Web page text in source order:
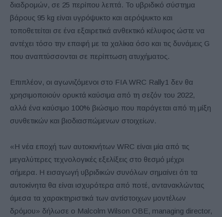
διαδρομών, σε 25 περίπου λεπτά. Το υβριδικό σύστημα
βάρους 95 kg είναι υγρόψυκτο και αερόψυκτο και
τοποθετείται σε ένα εξαιρετικά ανθεκτικό κέλυφος ώστε να
αντέχει τόσο την επαφή με τα χαλίκια όσο και τις δυνάμεις G
που αναπτύσσονται σε περίπτωση ατυχήματος.
Επιπλέον, οι αγωνιζόμενοι στο FIA WRC Rally1 δεν θα
χρησιμοποιούν ορυκτά καύσιμα από τη σεζόν του 2022,
αλλά ένα καύσιμο 100% βιώσιμο που παράγεται από τη μίξη
συνθετικών και βιοδιασπώμενων στοιχείων.
«Η νέα εποχή των αυτοκινήτων WRC είναι μία από τις
μεγαλύτερες τεχνολογικές εξελίξεις στο θεσμό μέχρι
σήμερα. Η εισαγωγή υβριδικών συνόλων σημαίνει ότι τα
αυτοκίνητα θα είναι ισχυρότερα από ποτέ, αντανακλώντας
άμεσα τα χαρακτηριστικά των αντίστοιχων μοντέλων
δρόμου» δήλωσε ο Malcolm Wilson OBE, managing director,